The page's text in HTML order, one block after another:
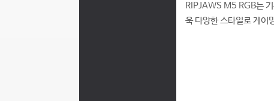
RIPJAWS M5 RGB는
욱 다양한 스타일로 게이